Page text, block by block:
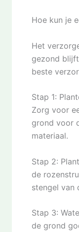
Hoe kun je
Het
gezond
beste
Stap 1:
Zorg voor
grond voor
materiaal.
Stap 2:
de
stengel van
Stap 3:
de grond